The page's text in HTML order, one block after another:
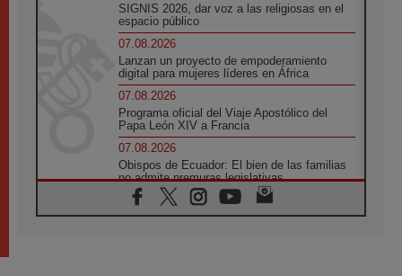
SIGNIS 2026, dar voz a las religiosas en el
espacio público
07.08.2026
Lanzan un proyecto de empoderamiento
digital para mujeres líderes en África
07.08.2026
Programa oficial del Viaje Apostólico del
Papa León XIV a Francia
07.08.2026
Obispos de Ecuador: El bien de las familias
no admite premuras legislativas
06.08.2026
Cardenal Parolin: La paz comienza con la